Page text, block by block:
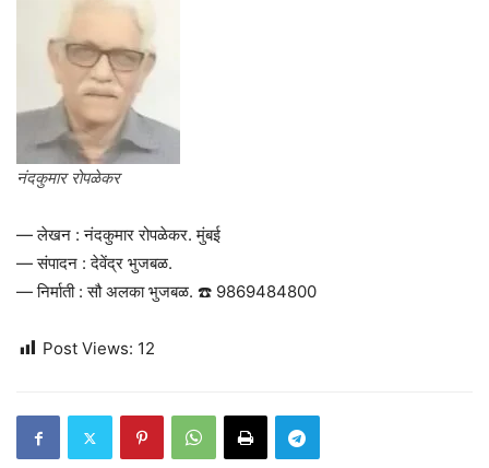
नंदकुमार रोपळेकर
— लेखन : नंदकुमार रोपळेकर. मुंबई
— संपादन : देवेंद्र भुजबळ.
— निर्माती : सौ अलका भुजबळ. ☎️ 9869484800
Post Views: 12